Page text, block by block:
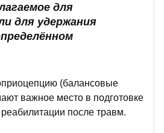
для
для удержания
(балансовые
важное место в подготовке
после травм.